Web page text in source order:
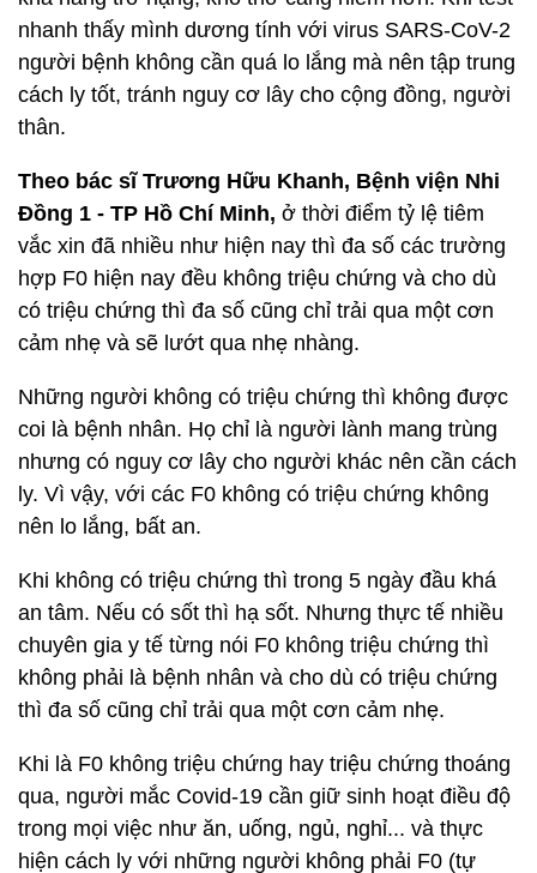
Ảnh minh họa.
BS Phúc cho rằng, những F0 không có triệu chứng
khả năng trở nặng rất ít. Hơn nữa, nếu ở người trẻ,
khả năng trở nặng, khó thở càng hiếm hơn. Khi test
nhanh thấy mình dương tính với virus SARS-CoV-2
người bệnh không cần quá lo lắng mà nên tập trung
cách ly tốt, tránh nguy cơ lây cho cộng đồng, người
thân.
Đồng 1 - TP Hồ Chí Minh,ở thời điểm tỷ lệ tiêm
vắc xin đã nhiều như hiện nay thì đa số các trường
hợp F0 hiện nay đều không triệu chứng và cho dù
có triệu chứng thì đa số cũng chỉ trải qua một cơn
cảm nhẹ và sẽ lướt qua nhẹ nhàng.
Những người không có triệu chứng thì không được
coi là bệnh nhân. Họ chỉ là người lành mang trùng
nhưng có nguy cơ lây cho người khác nên cần cách
ly. Vì vậy, với các F0 không có triệu chứng không
nên lo lắng, bất an.
Khi không có triệu chứng thì trong 5 ngày đầu khá
an tâm. Nếu có sốt thì hạ sốt. Nhưng thực tế nhiều
chuyên gia y tế từng nói F0 không triệu chứng thì
không phải là bệnh nhân và cho dù có triệu chứng